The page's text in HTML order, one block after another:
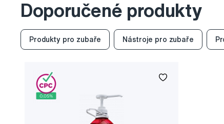
Doporučené produkty
Produkty pro zubaře Nástroje pro zubaře